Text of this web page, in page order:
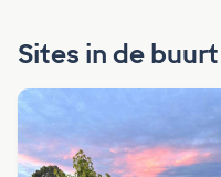
Sites in de buurt